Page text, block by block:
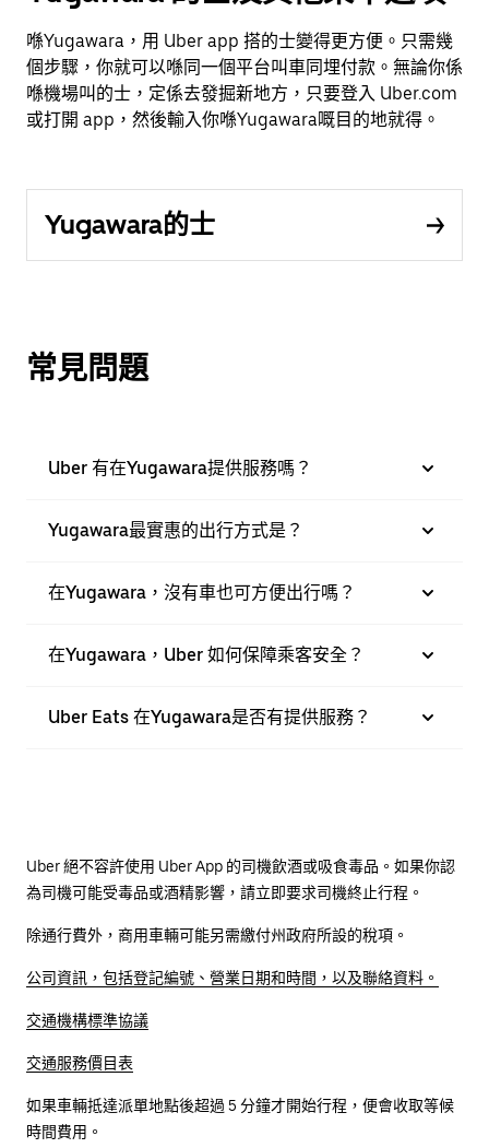
喺Yugawara，用 Uber app 搭的士變得更方便。只需幾
個步驟，你就可以喺同一個平台叫車同埋付款。無論你係
喺機場叫的士，定係去發掘新地方，只要登入 Uber.com
或打開 app，然後輸入你喺Yugawara嘅目的地就得。
Yugawara的士
常見問題
Uber 有在Yugawara提供服務嗎？
Yugawara最實惠的出行方式是？
在Yugawara，沒有車也可方便出行嗎？
在Yugawara，Uber 如何保障乘客安全？
Uber Eats 在Yugawara是否有提供服務？
Uber 絕不容許使用 Uber App 的司機飲酒或吸食毒品。如果你認
為司機可能受毒品或酒精影響，請立即要求司機終止行程。
除通行費外，商用車輛可能另需繳付州政府所設的稅項。
公司資訊，包括登記編號、營業日期和時間，以及聯絡資料。
交通機構標準協議
交通服務價目表
如果車輛抵達派單地點後超過 5 分鐘才開始行程，便會收取等候
時間費用。